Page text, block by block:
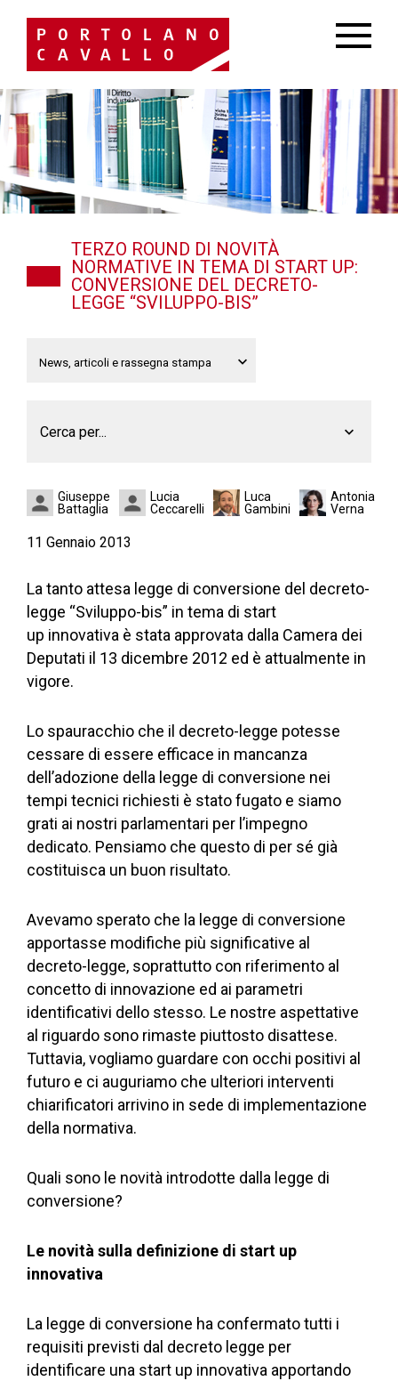
TERZO ROUND DI NOVITÀ
NORMATIVE IN TEMA DI START UP:
CONVERSIONE DEL DECRETO-
LEGGE “SVILUPPO-BIS”
Cerca per...
Giuseppe
Battaglia
Lucia
Ceccarelli
Luca
Gambini
Antonia
Verna
11 Gennaio 2013
La tanto attesa legge di conversione del decreto-
legge “Sviluppo-bis” in tema di start
up innovativa è stata approvata dalla Camera dei
Deputati il 13 dicembre 2012 ed è attualmente in
vigore.
Lo spauracchio che il decreto-legge potesse
cessare di essere efficace in mancanza
dell’adozione della legge di conversione nei
tempi tecnici richiesti è stato fugato e siamo
grati ai nostri parlamentari per l’impegno
dedicato. Pensiamo che questo di per sé già
costituisca un buon risultato.
Avevamo sperato che la legge di conversione
apportasse modifiche più significative al
decreto-legge, soprattutto con riferimento al
concetto di innovazione ed ai parametri
identificativi dello stesso. Le nostre aspettative
al riguardo sono rimaste piuttosto disattese.
Tuttavia, vogliamo guardare con occhi positivi al
futuro e ci auguriamo che ulteriori interventi
chiarificatori arrivino in sede di implementazione
della normativa.
Quali sono le novità introdotte dalla legge di
conversione?
Le novità sulla definizione di start up
innovativa
La legge di conversione ha confermato tutti i
requisiti previsti dal decreto legge per
identificare una start up innovativa apportando